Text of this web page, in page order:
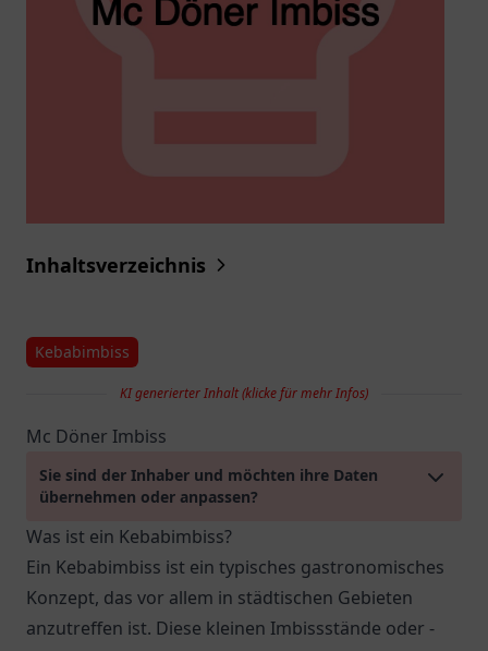
Inhaltsverzeichnis
Kebabimbiss
KI generierter Inhalt (klicke für mehr Infos)
Mc Döner Imbiss
Sie sind der Inhaber und möchten ihre Daten
übernehmen oder anpassen?
Was ist ein Kebabimbiss?
Ein Kebabimbiss ist ein typisches gastronomisches
Konzept, das vor allem in städtischen Gebieten
anzutreffen ist. Diese kleinen Imbissstände oder -